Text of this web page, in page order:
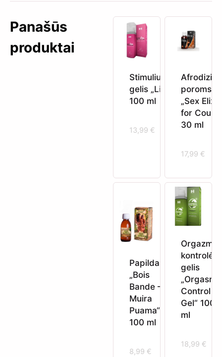
Panašūs
produktai
Stimuliuojantis
gelis „Libigel“
100 ml
13,99 €
poroms
„Sex Elixir
for
30 ml
17,99 €
Papildas
„Bois
Bande –
Muira
Puama“
100 ml
8,99 €
Orgazmo
kontrolės
gelis
„Orgasm
Control
Gel“ 100
ml
18,99 €